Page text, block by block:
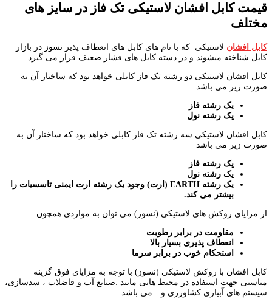
قیمت کابل افشان لاستیکی تک فاز در سایز های
مختلف
کابل افشان لاستیکی که با نام های کابل های انعطاف پذیر نسوز در بازار
کابل شناخته میشوند و در دسته کابل های فشار ضعیف قرار می گیرد.
کابل افشان لاستیکی دو رشته تک فاز کابلی خواهد بود که ساختار آن به
صورت زیر می باشد
یک رشته فاز
یک رشته نول
کابل افشان لاستیکی سه رشته تک فاز کابلی خواهد بود که ساختار آن به
صورت زیر می باشد
یک رشته فاز
یک رشته نول
یک رشته EARTH (ارت) وجود یک رشته ارت ایمنی تاسسیات را
بیشتر می کند.
از مزایای روکش های لاستیکی (نسوز) می توان به مواردی همچون
مقاومت در برابر رطوبت
انعطاف پذیری بسیار بالا
استحکام خوب در برابر سرما
کابل افشان با روکش لاستیکی (نسوز) با توجه به مزایای فوق گزینه
مناسبی جهت استفاده در محیط هایی مانند :صنایع آب و فاضلاب ، سدسازی،
سیستم های آبیاری کشاورزی و…می باشد.